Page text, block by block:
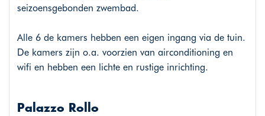
seizoensgebonden zwembad.
Alle 6 de kamers hebben een eigen ingang via de tuin.
De kamers zijn o.a. voorzien van airconditioning en
wifi en hebben een lichte en rustige inrichting.
Palazzo Rollo